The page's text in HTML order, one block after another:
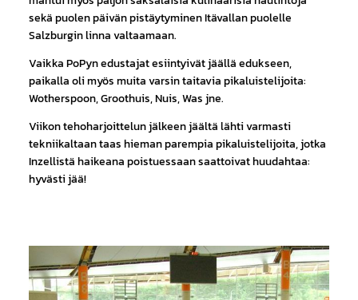
sekä puolen päivän pistäytyminen Itävallan puolelle
Salzburgin linna valtaamaan.
Vaikka PoPyn edustajat esiintyivät jäällä edukseen,
paikalla oli myös muita varsin taitavia pikaluistelijoita:
Wotherspoon, Groothuis, Nuis, Was jne.
Viikon tehoharjoittelun jälkeen jäältä lähti varmasti
tekniikaltaan taas hieman parempia pikaluistelijoita, jotka
Inzellistä haikeana poistuessaan saattoivat huudahtaa:
hyvästi jää!